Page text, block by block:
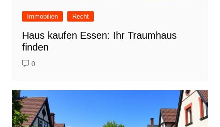
Immobilien Recht
Haus kaufen Essen: Ihr Traumhaus
finden
0